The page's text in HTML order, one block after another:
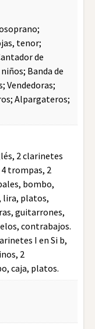
tenor;
de
Banda de
Vendedoras;
Alpargateros;
2 clarinetes
trompas, 2
bombo,
lira, platos,
guitarrones,
contrabajos.
I en Si b,
2
caja, platos.